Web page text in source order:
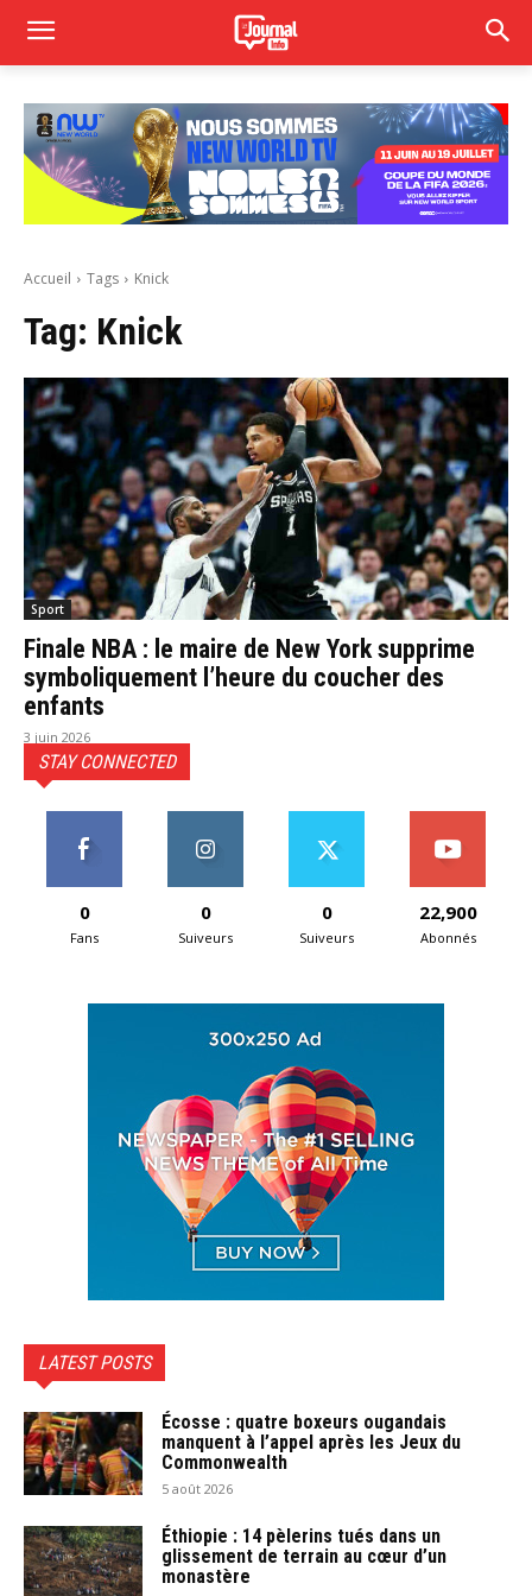
Accueil Tags Knick
Tag: Knick
Sport
Finale NBA : le maire de New York supprime
symboliquement l’heure du coucher des
enfants
3 juin 2026
STAY CONNECTED
0
Fans
0
Suiveurs
0
Suiveurs
22,900
Abonnés
LATEST POSTS
Écosse : quatre boxeurs ougandais
manquent à l’appel après les Jeux du
Commonwealth
5 août 2026
Éthiopie : 14 pèlerins tués dans un
glissement de terrain au cœur d’un
monastère